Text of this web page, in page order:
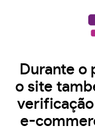
Durante o
o site
e-